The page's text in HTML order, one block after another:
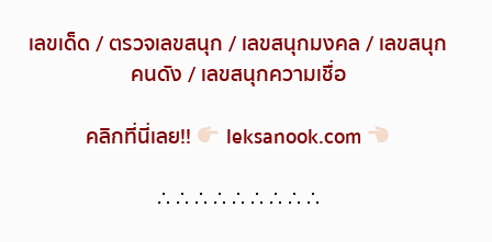
เลขเด็ด /ตรวจเลขสนุก / เลขสนุกมงคล / เลขสนุก
คนดัง / เลขสนุกความเชื่อ
คลิกที่นี่เลย!!
leksanook.com
∴ ∴ ∴ ∴ ∴ ∴ ∴ ∴ ∴